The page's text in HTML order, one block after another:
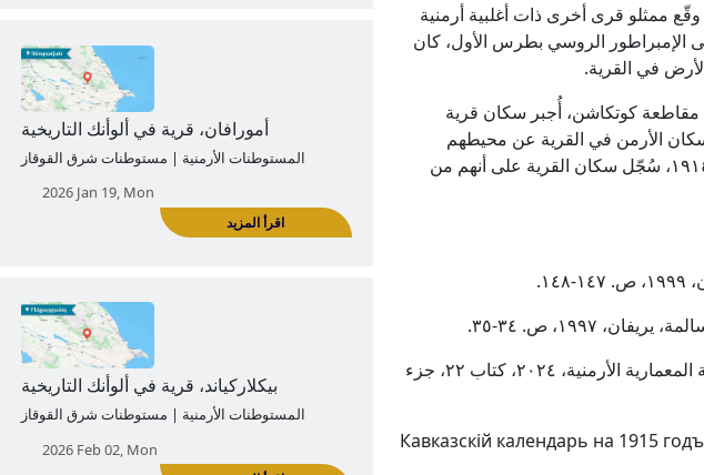
قرية غوم في منطقة كاخ
المستوطنات الأرمنية | مستوطنات شرق القوقاز
2025 Dec 29, Mon
أمورافان، قرية في ألوأنك التاريخية
المستوطنات الأرمنية | مستوطنات شرق القوقاز
2026 Jan 19, Mon
في مصادر مكتوبة عام ۱۷۲٥. عندما وقّع ممثلو قرى أخرى ذات أغلبية أرمنية
الروسي بطرس الأول، كان
في القرية.
مقاطعة كوتكاشن، أُجبر سكان قرية
الأرمن في القرية عن محيطهم
الأرمني، واعتُبروا من التتار الأتراك. ووفقًا لبيانات عام ١٩١٤، سُجّل سكان القرية على أنهم من
۱۹۹۷، ص. ۳٤-۳٥.
كارابيتيان س.، أغفانك السالمة. مؤسسة دراسة الهندسة المعمارية الأرمنية، ۲۰۲٤، كتاب ۲۲، جزء
Кавказскій календарь на 1915